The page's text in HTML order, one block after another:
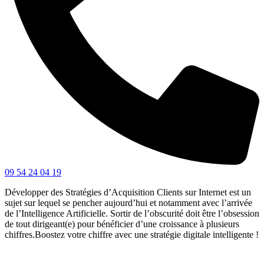
09 54 24 04 19
Développer des Stratégies d’Acquisition Clients sur Internet est un
sujet sur lequel se pencher aujourd’hui et notamment avec l’arrivée
de l’Intelligence Artificielle. Sortir de l’obscurité doit être l’obsession
de tout dirigeant(e) pour bénéficier d’une croissance à plusieurs
chiffres.Boostez votre chiffre avec une stratégie digitale intelligente !